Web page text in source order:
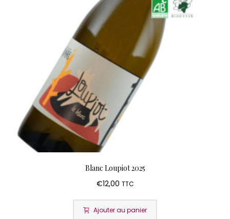
Blanc Loupiot 2025
€12,00 TTC
Ajouter au panier